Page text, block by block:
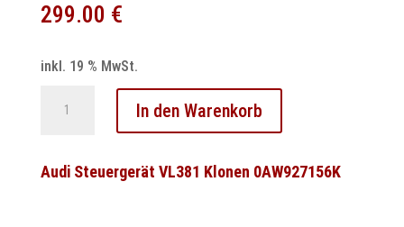
299.00 €
inkl. 19 % MwSt.
MK61
In den Warenkorb
Audi Steuergerät VL381 Klonen 0AW927156K